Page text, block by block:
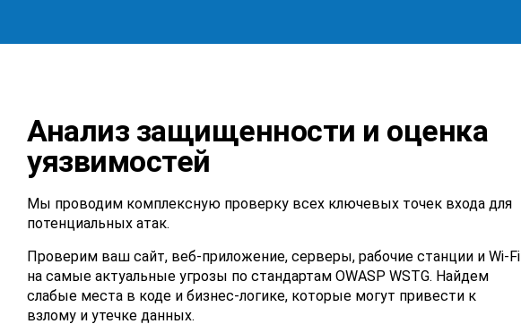
Анализ защищенности и оценка
уязвимостей
Мы проводим комплексную проверку всех ключевых точек входа для
потенциальных атак.
Проверим ваш сайт, веб-приложение, серверы, рабочие станции и Wi-Fi
на самые актуальные угрозы по стандартам OWASP WSTG. Найдем
слабые места в коде и бизнес-логике, которые могут привести к
взлому и утечке данных.